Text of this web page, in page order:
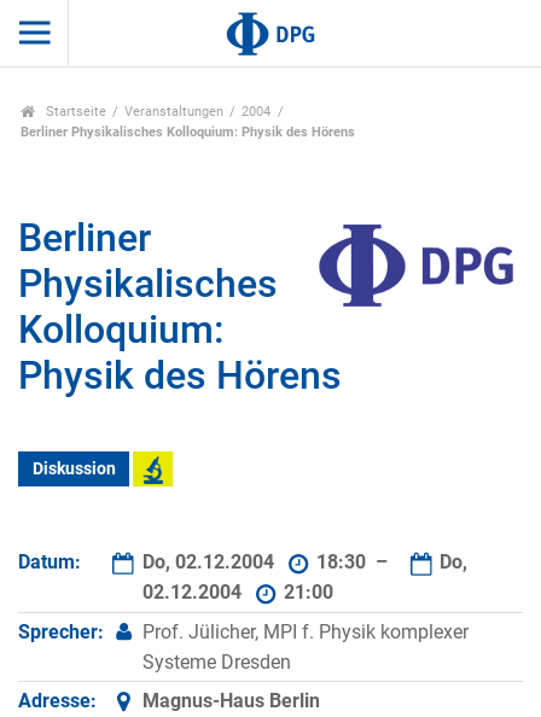
Startseite Veranstaltungen
2004
Berliner Physikalisches Kolloquium: Physik des Hörens
Berliner
Physikalisches
Kolloquium:
Physik des Hörens
Diskussion
Datum: Do, 02.12.2004 18:30 –
Do,
02.12.2004
21:00
Sprecher:
Prof. Jülicher, MPI f. Physik komplexer
Systeme Dresden
Adresse:
Magnus-Haus Berlin